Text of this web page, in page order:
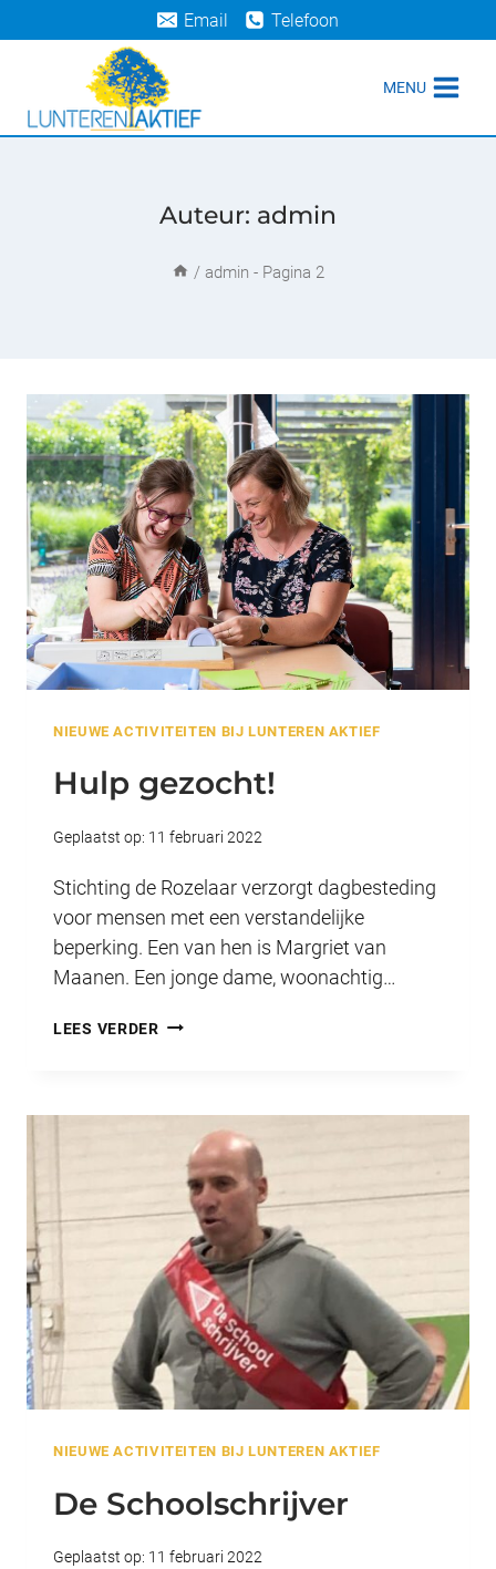
naar
Email Telefoon
MENU
Auteur: admin
/ admin - Pagina 2
NIEUWE ACTIVITEITEN BIJ LUNTEREN AKTIEF
Hulp gezocht!
Geplaatst op: 11 februari 2022
Stichting de Rozelaar verzorgt dagbesteding
voor mensen met een verstandelijke
beperking. Een van hen is Margriet van
Maanen. Een jonge dame, woonachtig…
LEES VERDERHULP
NIEUWE ACTIVITEITEN BIJ LUNTEREN AKTIEF
De Schoolschrijver
Geplaatst op: 11 februari 2022